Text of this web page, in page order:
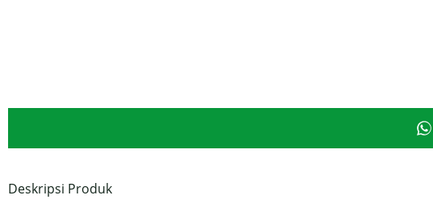
Deskripsi Produk